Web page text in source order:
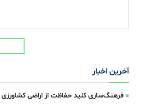
آخرین اخبار
فرهنگ‌سازی کلید حفاظت از اراضی